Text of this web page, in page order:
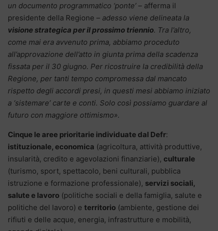
un documento programmatico ‘ponte’ – afferma il
presidente della Regione – adesso viene delineata la
visione strategica per il prossimo triennio. Tra l’altro,
come mai era avvenuto prima, abbiamo proceduto
all’approvazione dell’atto in giunta prima della scadenza
fissata per il 30 giugno. Per ricostruire la credibilità della
Regione, per tanti tempo compromessa dal mancato
rispetto degli accordi presi, in questi mesi abbiamo iniziato
a ‘sistemare’ carte e conti. Solo così possiamo guardare al
futuro con maggiore ottimismo».
Cinque le aree prioritarie individuate dal Defr:
istituzionale, economica (agricoltura, attività produttive,
insularità, credito e agevolazioni finanziarie), culturale
(turismo, sport, spettacolo, beni culturali, pubblica
istruzione e formazione professionale), servizi sociali,
salute e lavoro (politiche sociali e della famiglia, salute e
politiche del lavoro) e territorio (ambiente, gestione dei
rifiuti e delle acque, energia, infrastrutture e mobilità,